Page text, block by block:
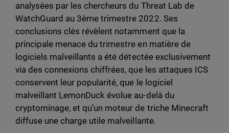
analysées par les chercheurs du Threat Lab de
WatchGuard au 3ème trimestre 2022. Ses
conclusions clés révèlent notamment que la
principale menace du trimestre en matière de
logiciels malveillants a été détectée exclusivement
via des connexions chiffrées, que les attaques ICS
conservent leur popularité, que le logiciel
malveillant LemonDuck évolue au-delà du
cryptominage, et qu’un moteur de triche Minecraft
diffuse une charge utile malveillante.